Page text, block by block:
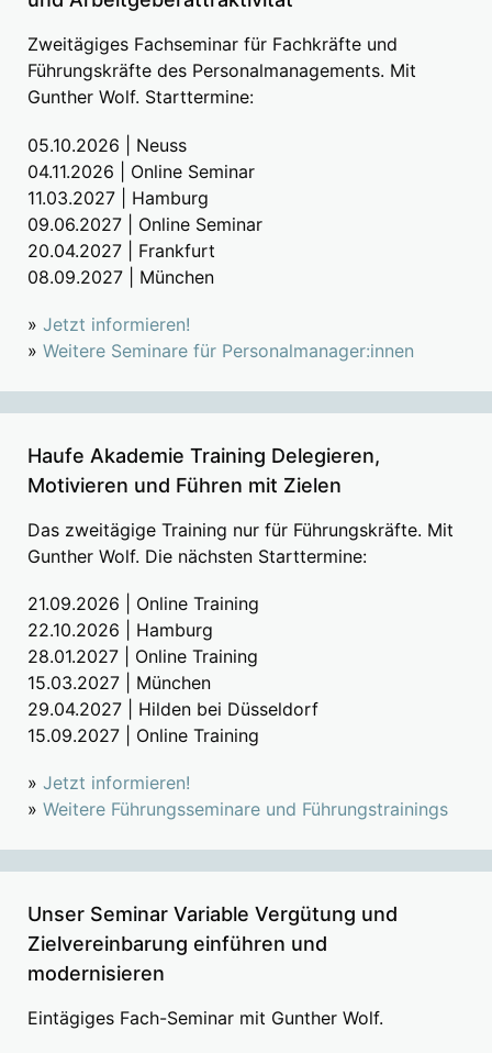
Zweitägiges Fachseminar für Fachkräfte und
Führungskräfte des Personalmanagements. Mit
Gunther Wolf. Starttermine:
05.10.2026 | Neuss
04.11.2026 | Online Seminar
11.03.2027 | Hamburg
09.06.2027 | Online Seminar
20.04.2027 | Frankfurt
08.09.2027 | München
» Jetzt informieren!
» Weitere Seminare für Personalmanager:innen
Haufe Akademie Training Delegieren,
Motivieren und Führen mit Zielen
Das zweitägige Training nur für Führungskräfte. Mit
Gunther Wolf. Die nächsten Starttermine:
21.09.2026 | Online Training
22.10.2026 | Hamburg
28.01.2027 | Online Training
15.03.2027 | München
29.04.2027 | Hilden bei Düsseldorf
15.09.2027 | Online Training
» Jetzt informieren!
» Weitere Führungsseminare und Führungstrainings
Unser Seminar Variable Vergütung und
Zielvereinbarung einführen und
modernisieren
Eintägiges Fach-Seminar mit Gunther Wolf.